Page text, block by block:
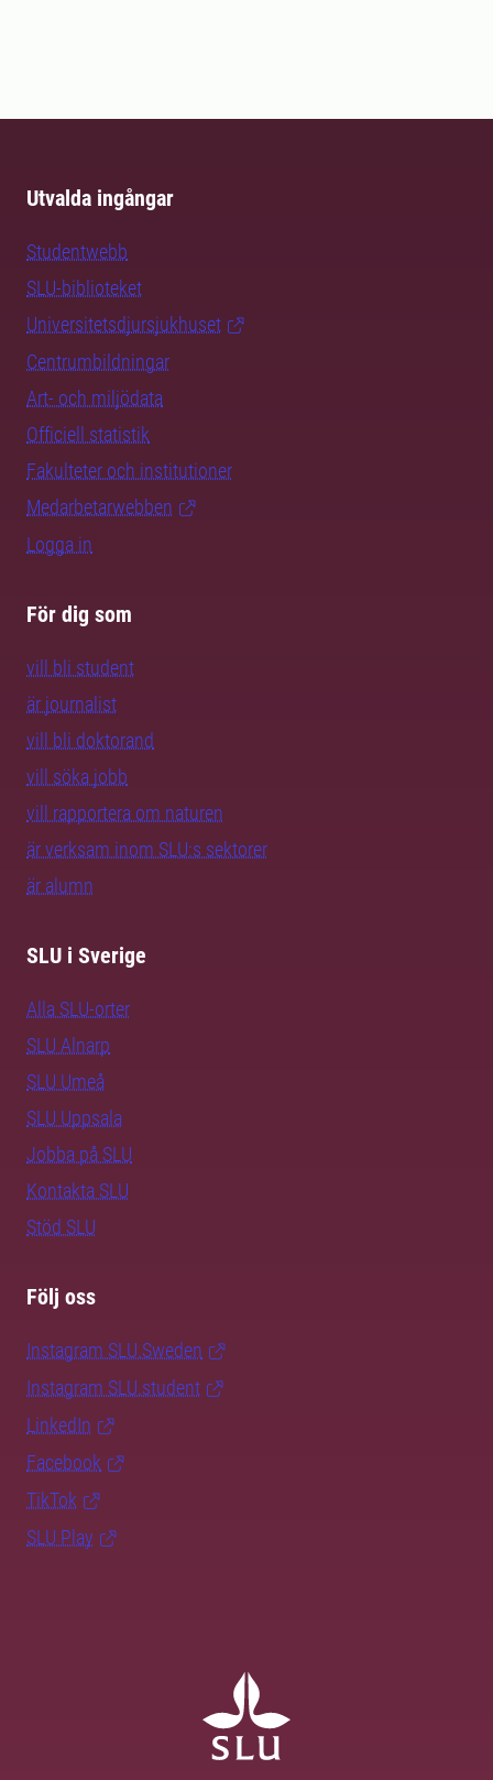
Utvalda ingångar
Studentwebb
SLU-biblioteket
Universitetsdjursjukhuset
Centrumbildningar
Art- och miljödata
Officiell statistik
Fakulteter och institutioner
Medarbetarwebben
Logga in
För dig som
vill bli student
är journalist
vill bli doktorand
vill söka jobb
vill rapportera om naturen
är verksam inom SLU:s sektorer
är alumn
SLU i Sverige
Alla SLU-orter
SLU Alnarp
SLU Umeå
SLU Uppsala
Jobba på SLU
Kontakta SLU
Stöd SLU
Följ oss
Instagram SLU.Sweden
Instagram SLU.student
LinkedIn
Facebook
TikTok
SLU Play